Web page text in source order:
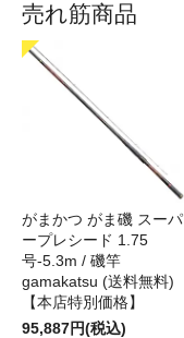
売れ筋商品
がまかつ がま磯 スーパ
ープレシード 1.75
号-5.3m / 磯竿
gamakatsu (送料無料)
【本店特別価格】
95,887円(税込)